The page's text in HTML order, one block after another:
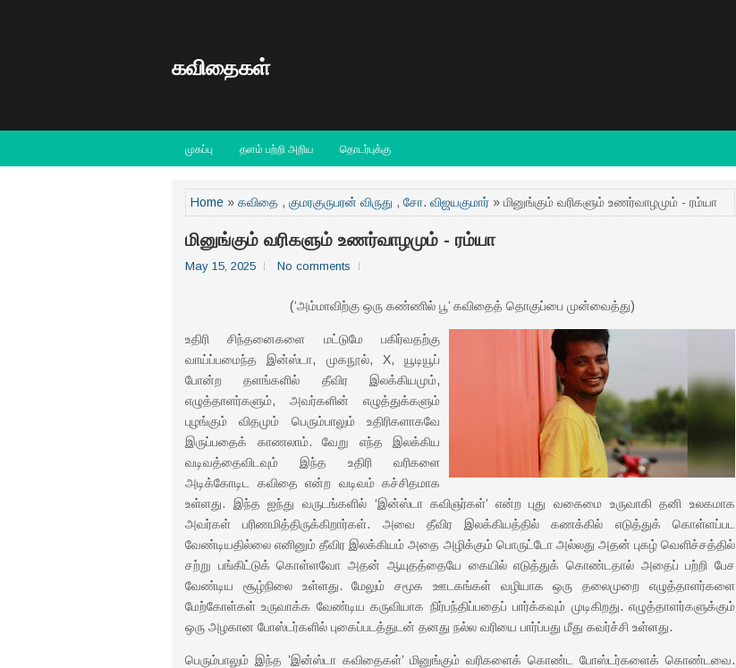
கவிதைகள்
முகப்பு தளம் பற்றி அறிய தொடர்புக்கு
Home » கவிதை , குமரகுருபரன் விருது , சோ. விஜயகுமார் » மினுங்கும் வரிகளும் உணர்வாழமும் - ரம்யா
மினுங்கும் வரிகளும் உணர்வாழமும் - ரம்யா
May 15, 2025 No comments
(’அம்மாவிற்கு ஒரு கண்ணில் பூ’ கவிதைத் தொகுப்பை முன்வைத்து)
உதிரி சிந்தனைகளை மட்டுமே பகிர்வதற்கு
வாய்ப்பமைந்த இன்ஸ்டா, முகநூல், X, யூடியூப்
போன்ற தளங்களில் தீவிர இலக்கியமும்,
எழுத்தாளர்களும், அவர்களின் எழுத்துக்களும்
புழங்கும் விதமும் பெரும்பாலும் உதிரிகளாகவே
இருப்பதைக் காணலாம். வேறு எந்த இலக்கிய
வடிவத்தைவிடவும் இந்த உதிரி வரிகளை
அடிக்கோடிட கவிதை என்ற வடிவம் கச்சிதமாக
உள்ளது. இந்த ஐந்து வருடங்களில் ‘இன்ஸ்டா கவிஞர்கள்’ என்ற புது வகைமை உருவாகி தனி உலகமாக
அவர்கள் பரிணமித்திருக்கிறார்கள். அவை தீவிர இலக்கியத்தில் கணக்கில் எடுத்துக் கொள்ளப்பட
வேண்டியதில்லை எனினும் தீவிர இலக்கியம் அதை அழிக்கும் பொருட்டோ அல்லது அதன் புகழ் வெளிச்சத்தில்
சற்று பங்கிட்டுக் கொள்ளவோ அதன் ஆயுதத்தையே கையில் எடுத்துக் கொண்டதால் அதைப் பற்றி பேச
வேண்டிய சூழ்நிலை உள்ளது. மேலும் சமூக ஊடகங்கள் வழியாக ஒரு தலைமுறை எழுத்தாளர்களை
மேற்கோள்கள் உருவாக்க வேண்டிய கருவியாக நிர்பந்திப்பதைப் பார்க்கவும் முடிகிறது. எழுத்தாளர்களுக்கும்
ஒரு அழகான போஸ்டர்களில் புகைப்படத்துடன் தனது நல்ல வரியை பார்ப்பது மீது கவர்ச்சி உள்ளது.
பெரும்பாலும் இந்த ’இன்ஸ்டா கவிதைகள்’ மினுங்கும் வரிகளைக் கொண்ட போஸ்டர்களைக் கொண்டவை.